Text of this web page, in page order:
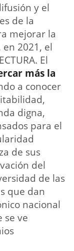
y el
de la
mejorar la
2021, el
El
más la
a conocer
digna,
para el
de sus
del
de las
que dan
nacional
se ve